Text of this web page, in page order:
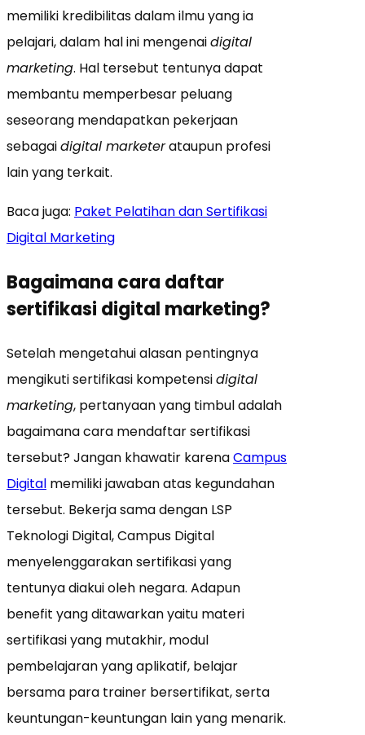
memiliki kredibilitas dalam ilmu yang ia
pelajari, dalam hal ini mengenaidigital
marketing. Hal tersebut tentunya dapat
membantu memperbesar peluang
seseorang mendapatkan pekerjaan
sebagaidigital marketerataupun profesi
lain yang terkait.
Baca juga: Paket Pelatihan dan Sertifikasi
Digital Marketing
Bagaimana cara daftar
sertifikasi digital marketing?
Setelah mengetahui alasan pentingnya
mengikuti sertifikasi kompetensidigital
marketing, pertanyaan yang timbul adalah
bagaimana cara mendaftar sertifikasi
tersebut? Jangan khawatir karenaCampus
Digital memiliki jawaban atas kegundahan
tersebut. Bekerja sama dengan LSP
Teknologi Digital, Campus Digital
menyelenggarakan sertifikasi yang
tentunya diakui oleh negara. Adapun
benefit yang ditawarkan yaitu materi
sertifikasi yang mutakhir, modul
pembelajaran yang aplikatif, belajar
bersama para trainer bersertifikat, serta
keuntungan-keuntungan lain yang menarik.